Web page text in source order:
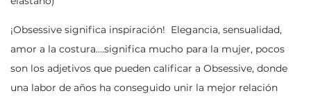
¡Obsessive significa inspiración! Elegancia, sensualidad,
amor a la costura….significa mucho para la mujer, pocos
son los adjetivos que pueden calificar a Obsessive, donde
una labor de años ha conseguido unir la mejor relación